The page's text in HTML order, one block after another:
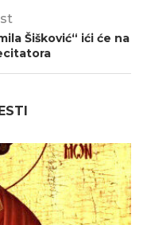
Šišković“ ići će na